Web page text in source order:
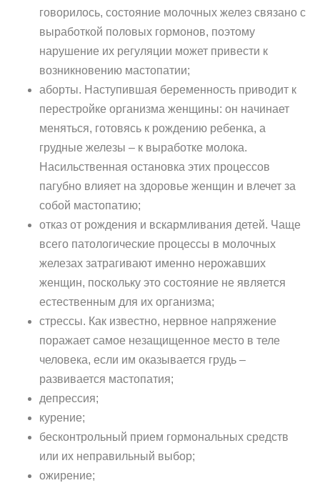
говорилось, состояние молочных желез связано с
выработкой половых гормонов, поэтому
нарушение их регуляции может привести к
возникновению мастопатии;
аборты. Наступившая беременность приводит к
перестройке организма женщины: он начинает
меняться, готовясь к рождению ребенка, а
грудные железы – к выработке молока.
Насильственная остановка этих процессов
пагубно влияет на здоровье женщин и влечет за
собой мастопатию;
отказ от рождения и вскармливания детей. Чаще
всего патологические процессы в молочных
железах затрагивают именно нерожавших
женщин, поскольку это состояние не является
естественным для их организма;
стрессы. Как известно, нервное напряжение
поражает самое незащищенное место в теле
человека, если им оказывается грудь –
развивается мастопатия;
депрессия;
курение;
бесконтрольный прием гормональных средств
или их неправильный выбор;
ожирение;